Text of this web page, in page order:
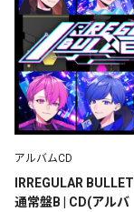
アルバムCD
IRREGULAR BULLET |
通常盤B | CD(アルバ